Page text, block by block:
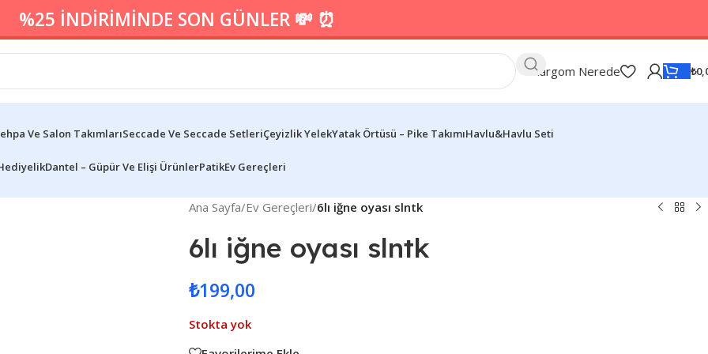
%25 İNDİRİMİNDE SON GÜNLER 💸 ⏰
Kargom Nerede ₺
Ve Salon TakımlarıSeccade Ve Seccade SetleriÇeyizlik YelekYatak Örtüsü – Pike TakımıHavlu&Havlu Seti
Dantel – Güpür Ve Elişi ÜrünlerPatikEv Gereçleri
Ana Sayfa/Ev Gereçleri/6lı iğne oyası slntk
6lı iğne oyası slntk
₺199,00
Stokta yok